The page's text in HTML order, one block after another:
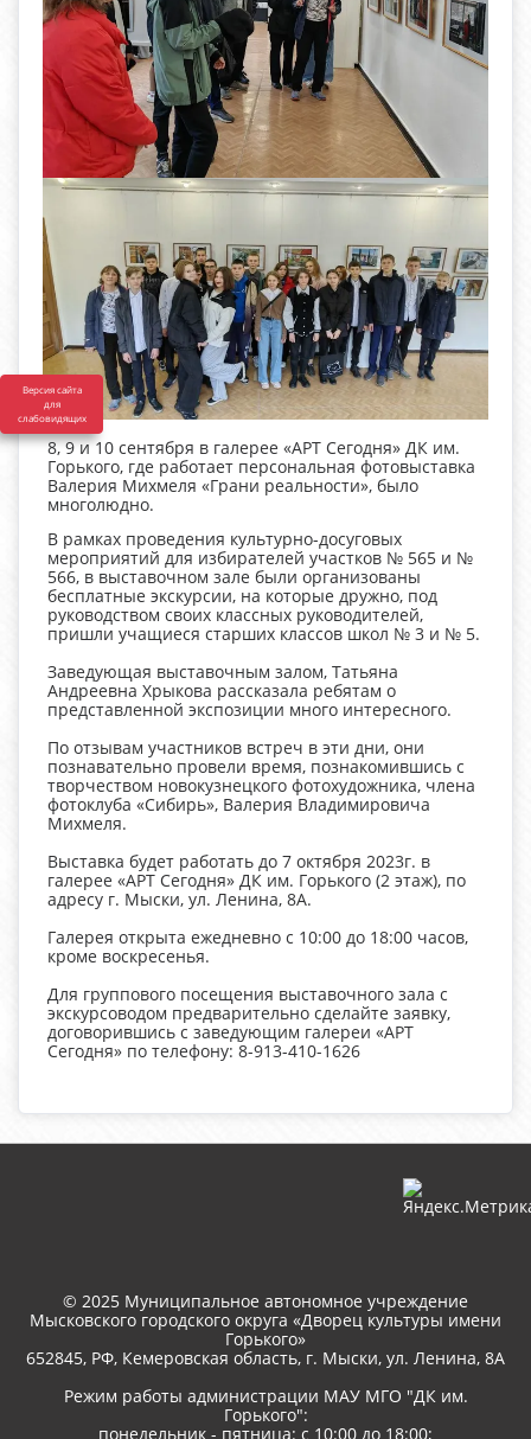
Версия сайта
для
слабовидящих
8, 9 и 10 сентября в галерее «АРТ Сегодня» ДК им.
Горького, где работает персональная фотовыставка
Валерия Михмеля «Грани реальности», было
многолюдно.
В рамках проведения культурно-досуговых
мероприятий для избирателей участков № 565 и №
566, в выставочном зале были организованы
бесплатные экскурсии, на которые дружно, под
руководством своих классных руководителей,
пришли учащиеся старших классов школ № 3 и № 5.
Заведующая выставочным залом, Татьяна
Андреевна Хрыкова рассказала ребятам о
представленной экспозиции много интересного.
По отзывам участников встреч в эти дни, они
познавательно провели время, познакомившись с
творчеством новокузнецкого фотохудожника, члена
фотоклуба «Сибирь», Валерия Владимировича
Михмеля.
Выставка будет работать до 7 октября 2023г. в
галерее «АРТ Сегодня» ДК им. Горького (2 этаж), по
адресу г. Мыски, ул. Ленина, 8А.
Галерея открыта ежедневно с 10:00 до 18:00 часов,
кроме воскресенья.
Для группового посещения выставочного зала с
экскурсоводом предварительно сделайте заявку,
договорившись с заведующим галереи «АРТ
Сегодня» по телефону: 8-913-410-1626
© 2025 Муниципальное автономное учреждение
Мысковского городского округа «Дворец культуры имени
Горького»
652845, РФ, Кемеровская область, г. Мыски, ул. Ленина, 8A
Режим работы администрации МАУ МГО "ДК им.
Горького":
понедельник - пятница: с 10:00 до 18:00;